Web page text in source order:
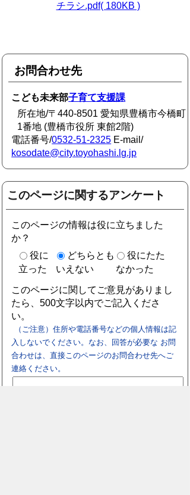
チラシ.pdf( 180KB )
お問合わせ先
こども未来部子育て支援課
所在地/〒440-8501 愛知県豊橋市今橋町
1番地 (豊橋市役所 東館2階)
電話番号/0532-51-2325 E-mail/
kosodate@city.toyohashi.lg.jp
このページに関するアンケート
このページの情報は役に立ちました
か？
役に
立った
どちらとも
いえない
役にたた
なかった
このページに関してご意見がありまし
たら、500文字以内でご記入くださ
い。
（ご注意）住所や電話番号などの個人情報は記
入しないでください。なお、回答が必要な お問
合わせは、直接このページのお問合わせ先へご
連絡ください。